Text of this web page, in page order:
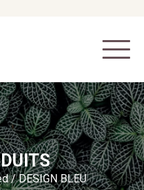
/ DESIGN BLEU